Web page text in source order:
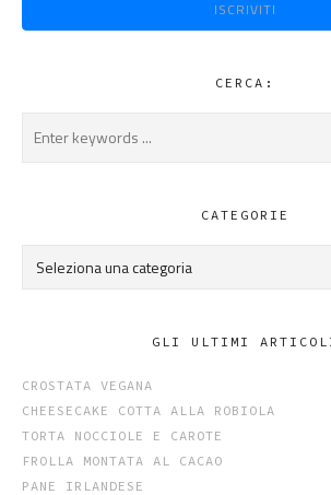
ISCRIVITI
CERCA:
CATEGORIE
GLI ULTIMI
CROSTATA VEGANA
CHEESECAKE COTTA ALLA ROBIOLA
TORTA NOCCIOLE E CAROTE
FROLLA MONTATA AL CACAO
PANE IRLANDESE